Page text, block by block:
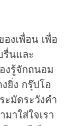
งเพื่อน เพื่อ
นและ
งรู้จักถนอม
ยิ่ง กรุ๊ปโอ
มัดระวังคำ
าใส่ใจเรา